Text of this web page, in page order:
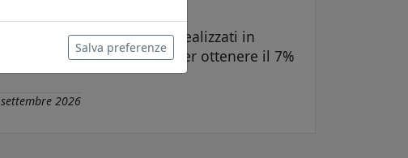
di uso quotidiano realizzati in
Usa il couponVESTA2025per ottenere il 7%
2026
Salva preferenze